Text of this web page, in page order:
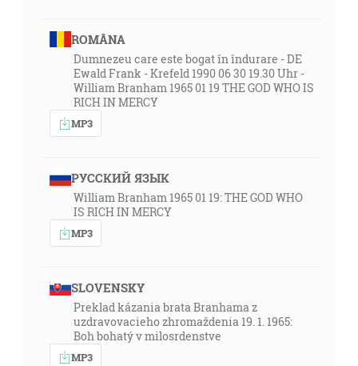
ROMÂNA
Dumnezeu care este bogat în îndurare - DE
Ewald Frank - Krefeld 1990 06 30 19.30 Uhr -
William Branham 1965 01 19 THE GOD WHO IS
RICH IN MERCY
MP3
РУССКИЙ ЯЗЫК
William Branham 1965 01 19: THE GOD WHO
IS RICH IN MERCY
MP3
SLOVENSKY
Preklad kázania brata Branhama z
uzdravovacieho zhromaždenia 19. 1. 1965:
Boh bohatý v milosrdenstve
MP3